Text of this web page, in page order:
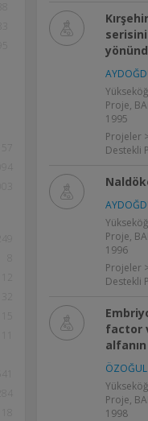
Proje,
1995
Projeler
Destekli
Proje,
1996
Projeler
Destekli
factor
Proje,
1998